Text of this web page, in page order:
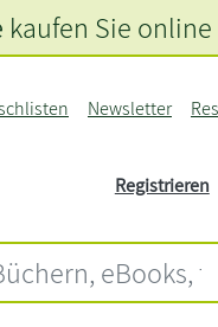
Newsletter
Registrieren
kaufen Sie